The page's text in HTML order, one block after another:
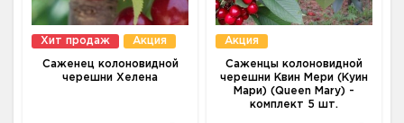
Хит продаж Акция
Саженец колоновидной
черешни Хелена
Акция
Саженцы колоновидной
черешни Квин Мери (Куин
Мари) (Queen Mary) -
комплект 5 шт.